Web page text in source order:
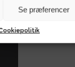
Se præferencer